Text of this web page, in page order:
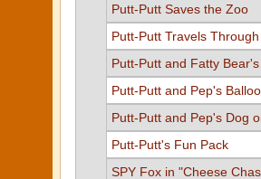
Putt-Putt Saves the Zoo
Putt-Putt Travels
Putt-Putt and Fatty
Putt-Putt and Pep's
Putt-Putt and Pep's Dog
Putt-Putt's Fun Pack
SPY Fox in "Cheese